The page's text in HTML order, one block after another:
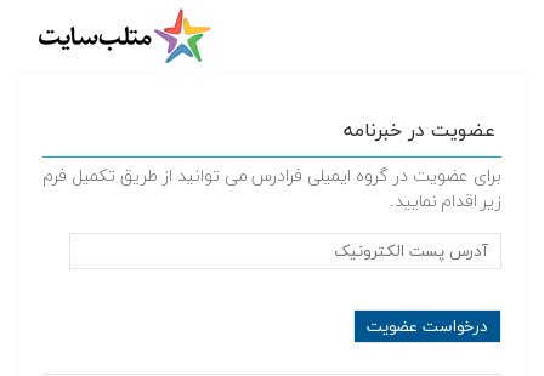
عضویت در خبرنامه
برای عضویت در گروه ایمیلی فرادرس می توانید از طریق تکمیل فرم
زیر اقدام نمایید.